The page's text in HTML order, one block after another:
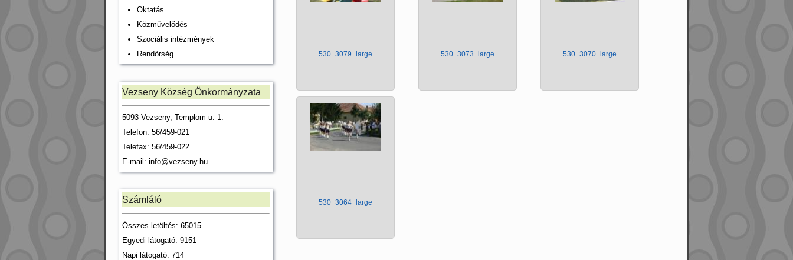
Oktatás
Közművelődés
Szociális intézmények
Rendőrség
Vezseny Község Önkormányzata
5093 Vezseny, Templom u. 1.
Telefon: 56/459-021
Telefax: 56/459-022
E-mail: info@vezseny.hu
Számláló
Összes letöltés: 65015
Egyedi látogató: 9151
Napi látogató: 714
530_3079_large 530_3073_large 530_3070_large
530_3064_large